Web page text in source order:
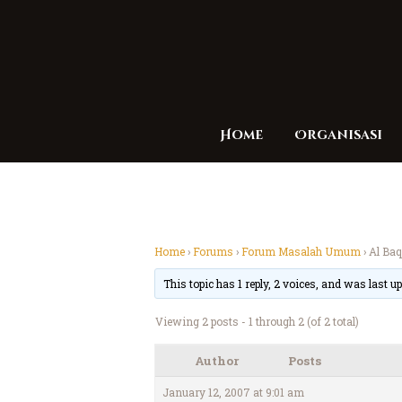
Home Organisasi
Home›Forums ›Forum Masalah Umum › Al
This topic has 1 reply, 2 voices, and was last
Viewing 2 posts - 1 through 2 (of 2 total)
Author Posts
January 12, 2007 at 9:01 am